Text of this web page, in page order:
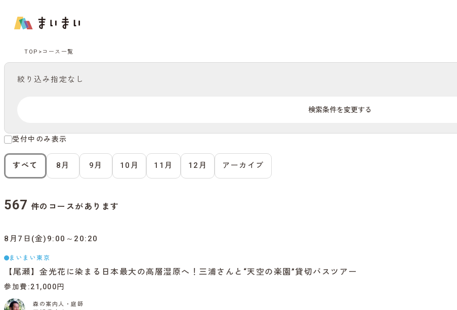
TOP コース一覧
絞り込み指定なし
検索条件を変更する
受付中のみ表示
すべて 8月 9月 10月 11月 12月 アーカイブ
567 件のコースがあります
8月7日(金)9:00～20:20
まいまい東京
【尾瀬】金光花に染まる日本最大の高層湿原へ！三浦さんと“天空の楽園”貸切バスツアー
参加費 21,000円
森の案内人・庭師